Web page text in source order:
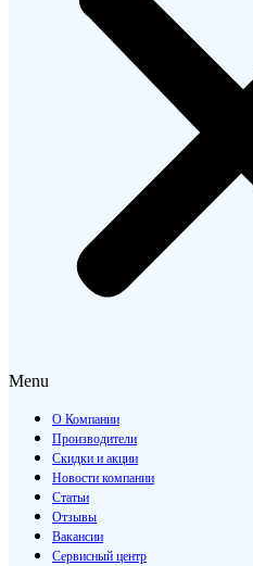
Menu
О Компании
Производители
Скидки и акции
Новости компании
Статьи
Отзывы
Вакансии
Сервисный центр